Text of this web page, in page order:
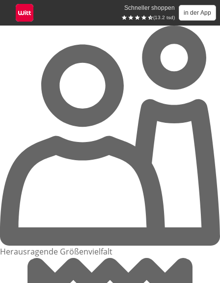
Schneller shoppen
(13.2 tsd)
in der App
Herausragende Größenvielfalt